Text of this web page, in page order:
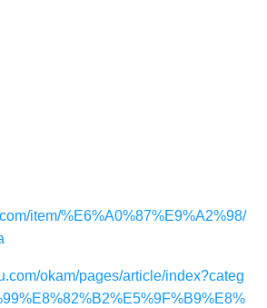
item/%E6%A0%87%E9%A2%98/
okam/pages/article/index?categ